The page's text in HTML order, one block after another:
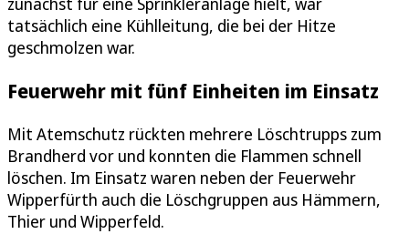
tatsächlich eine Kühlleitung, die bei der Hitze
geschmolzen war.
Feuerwehr mit fünf Einheiten im Einsatz
Mit Atemschutz rückten mehrere Löschtrupps zum
Brandherd vor und konnten die Flammen schnell
löschen. Im Einsatz waren neben der Feuerwehr
Wipperfürth auch die Löschgruppen aus Hämmern,
Thier und Wipperfeld.